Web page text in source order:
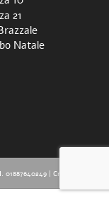
21
Natale
| Credits